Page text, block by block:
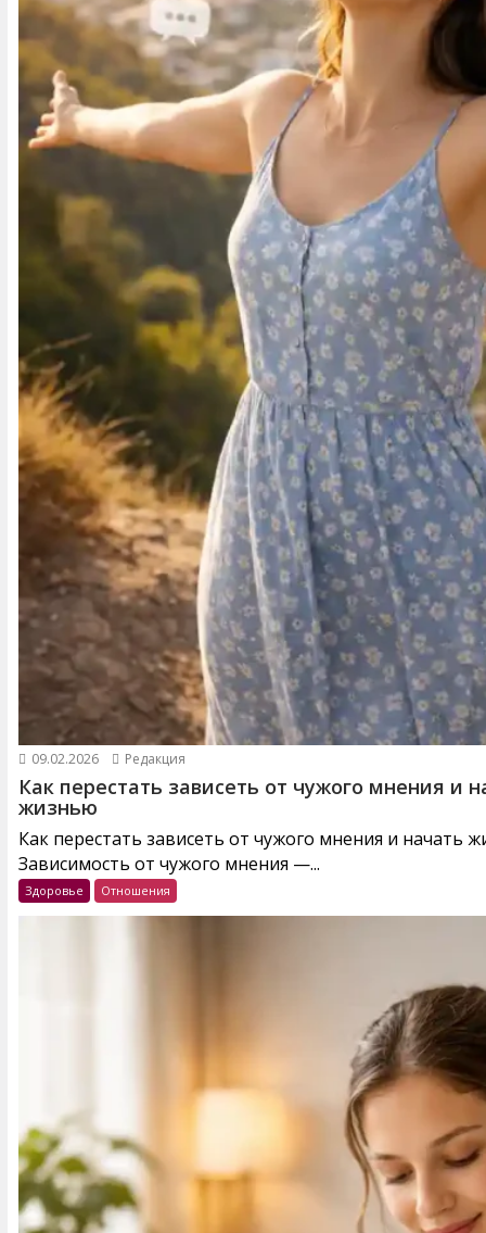
09.02.2026 Редакция
Как перестать зависеть от чужого мнения и
жизнью
Как перестать зависеть от чужого мнения и начать
Зависимость от чужого мнения —...
Здоровье Отношения